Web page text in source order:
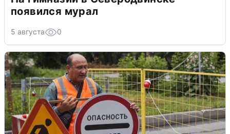
появился мурал
5 августа 0